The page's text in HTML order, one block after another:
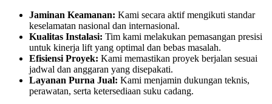
Jaminan Keamanan: Kami secara aktif mengikuti standar
keselamatan nasional dan internasional.
Kualitas Instalasi: Tim kami melakukan pemasangan presisi
untuk kinerja lift yang optimal dan bebas masalah.
Efisiensi Proyek: Kami memastikan proyek berjalan sesuai
jadwal dan anggaran yang disepakati.
Layanan Purna Jual: Kami menjamin dukungan teknis,
perawatan, serta ketersediaan suku cadang.